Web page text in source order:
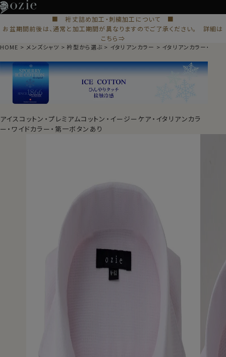
■ 裄丈詰め加工・刺繍加工について ■
お盆期間前後は、通常と加工期間が異なりますのでご了承ください。 詳細は
こちら⇒
HOME メンズシャツ 衿型から選ぶ イタリアンカラー イタリアンカラー・ワイド
アイスコットン・プレミアムコットン・イージーケア・イタリアンカラ
ー・ワイドカラー・第一ボタンあり